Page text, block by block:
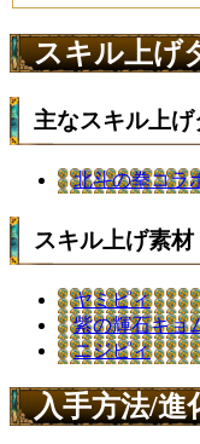
スキル上げ
主なスキル上げ
北斗の拳コラ
スキル上げ素材
ヤミピィ
紫の輝石キョ
ニジピィ
入手方法/進